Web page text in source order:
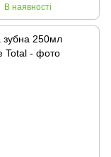
В наявності